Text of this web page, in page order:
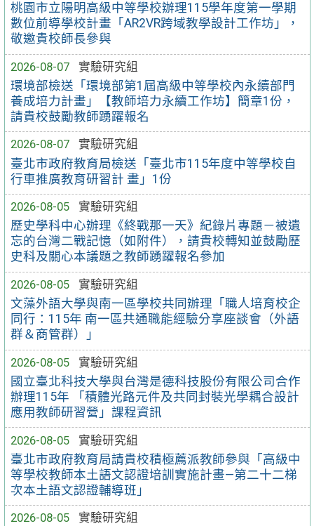
桃園市立陽明高級中等學校辦理115學年度第一學期
數位前導學校計畫「AR2VR跨域教學設計工作坊」，
敬邀貴校師長參與
2026-08-07
實驗研究組
環境部檢送「環境部第1屆高級中等學校內永續部門
養成培力計畫」【教師培力永續工作坊】簡章1份，
請貴校鼓勵教師踴躍報名
2026-08-07
實驗研究組
臺北市政府教育局檢送「臺北市115年度中等學校自
行車推廣教育研習計 畫」1份
2026-08-05
實驗研究組
歷史學科中心辦理《終戰那一天》紀錄片專題－被遺
忘的台灣二戰記憶（如附件），請貴校轉知並鼓勵歷
史科及關心本議題之教師踴躍報名參加
2026-08-05
實驗研究組
文藻外語大學與南一區學校共同辦理「職人培育校企
同行：115年 南一區共通職能經驗分享座談會（外語
群＆商管群）」
2026-08-05
實驗研究組
國立臺北科技大學與台灣是德科技股份有限公司合作
辦理115年 「積體光路元件及共同封裝光學耦合設計
應用教師研習營」課程資訊
2026-08-05
實驗研究組
臺北市政府教育局請貴校積極薦派教師參與「高級中
等學校教師本土語文認證培訓實施計畫—第二十二梯
次本土語文認證輔導班」
2026-08-05
實驗研究組